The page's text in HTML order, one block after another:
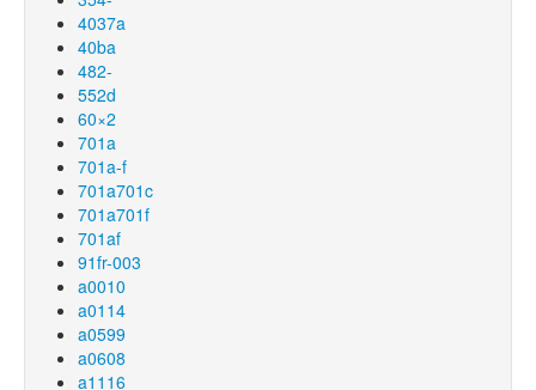
4037a
40ba
482-
552d
60×2
701a
701a-f
701a701c
701a701f
701af
91fr-003
a0010
a0114
a0599
a0608
a1116